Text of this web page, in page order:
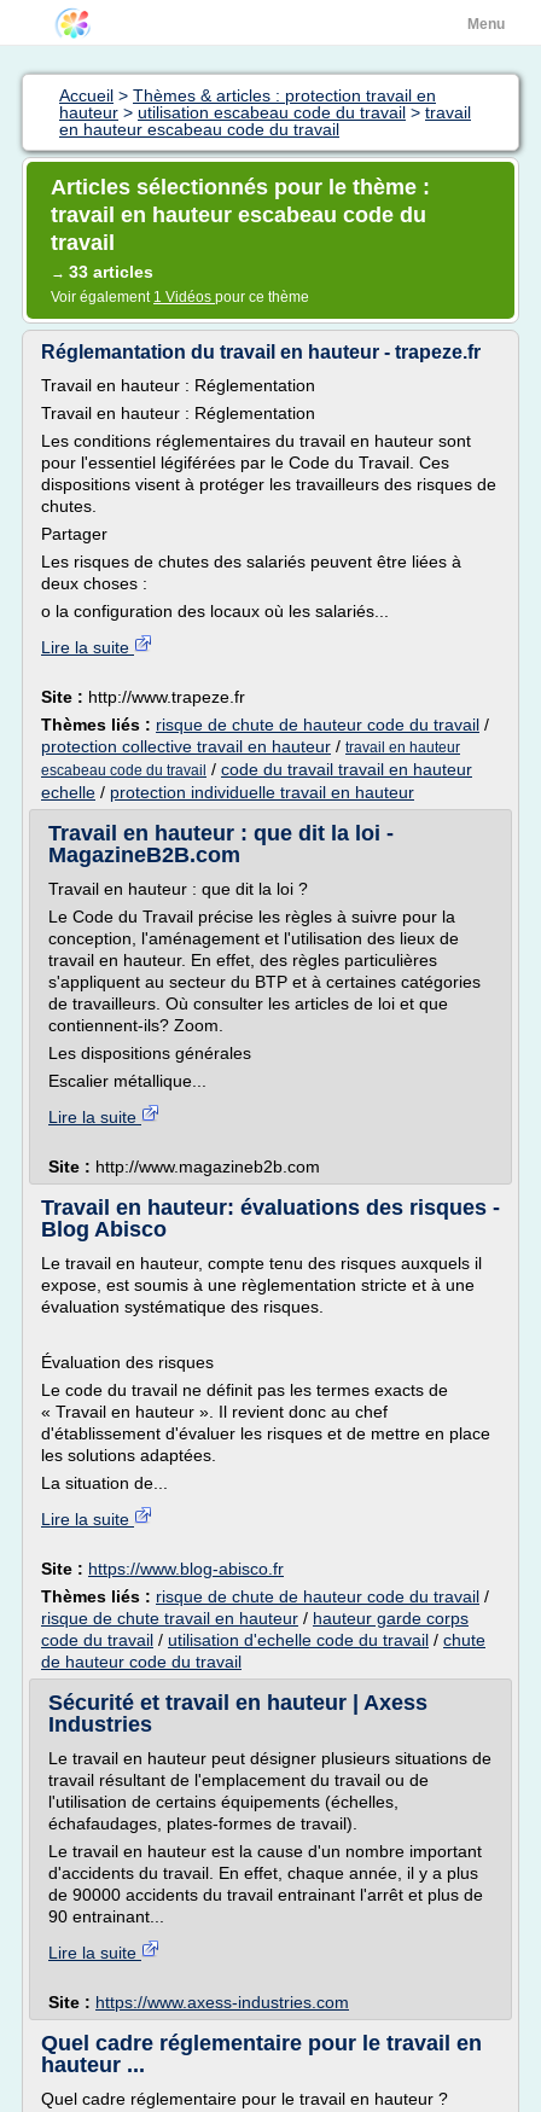
Menu
Accueil > Thèmes & articles : protection travail en
hauteur > utilisation escabeau code du travail > travail
en hauteur escabeau code du travail
Articles sélectionnés pour le thème :
travail en hauteur escabeau code du
travail
→ 33 articles
Voir également 1 Vidéos pour ce thème
Réglemantation du travail en hauteur - trapeze.fr
Travail en hauteur : Réglementation
Travail en hauteur : Réglementation
Les conditions réglementaires du travail en hauteur sont
pour l'essentiel légiférées par le Code du Travail. Ces
dispositions visent à protéger les travailleurs des risques de
chutes.
Partager
Les risques de chutes des salariés peuvent être liées à
deux choses :
o la configuration des locaux où les salariés...
Lire la suite
Site : http://www.trapeze.fr
Thèmes liés : risque de chute de hauteur code du travail /
protection collective travail en hauteur / travail en hauteur
escabeau code du travail / code du travail travail en hauteur
echelle / protection individuelle travail en hauteur
Travail en hauteur : que dit la loi -
MagazineB2B.com
Travail en hauteur : que dit la loi ?
Le Code du Travail précise les règles à suivre pour la
conception, l'aménagement et l'utilisation des lieux de
travail en hauteur. En effet, des règles particulières
s'appliquent au secteur du BTP et à certaines catégories
de travailleurs. Où consulter les articles de loi et que
contiennent-ils? Zoom.
Les dispositions générales
Escalier métallique...
Lire la suite
Site : http://www.magazineb2b.com
Travail en hauteur: évaluations des risques -
Blog Abisco
Le travail en hauteur, compte tenu des risques auxquels il
expose, est soumis à une règlementation stricte et à une
évaluation systématique des risques.
Évaluation des risques
Le code du travail ne définit pas les termes exacts de
« Travail en hauteur ». Il revient donc au chef
d'établissement d'évaluer les risques et de mettre en place
les solutions adaptées.
La situation de...
Lire la suite
Site : https://www.blog-abisco.fr
Thèmes liés : risque de chute de hauteur code du travail /
risque de chute travail en hauteur / hauteur garde corps
code du travail / utilisation d'echelle code du travail / chute
de hauteur code du travail
Sécurité et travail en hauteur | Axess
Industries
Le travail en hauteur peut désigner plusieurs situations de
travail résultant de l'emplacement du travail ou de
l'utilisation de certains équipements (échelles,
échafaudages, plates-formes de travail).
Le travail en hauteur est la cause d'un nombre important
d'accidents du travail. En effet, chaque année, il y a plus
de 90000 accidents du travail entrainant l'arrêt et plus de
90 entrainant...
Lire la suite
Site : https://www.axess-industries.com
Quel cadre réglementaire pour le travail en
hauteur ...
Quel cadre réglementaire pour le travail en hauteur ?